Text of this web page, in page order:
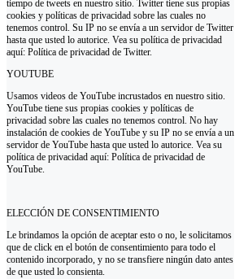
tiempo de tweets en nuestro sitio. Twitter tiene sus propias
cookies y políticas de privacidad sobre las cuales no
tenemos control. Su IP no se envía a un servidor de Twitter
hasta que usted lo autorice. Vea su política de privacidad
aquí: Política de privacidad de Twitter.
YOUTUBE
Usamos videos de YouTube incrustados en nuestro sitio.
YouTube tiene sus propias cookies y políticas de
privacidad sobre las cuales no tenemos control. No hay
instalación de cookies de YouTube y su IP no se envía a un
servidor de YouTube hasta que usted lo autorice. Vea su
política de privacidad aquí: Política de privacidad de
YouTube.
ELECCIÓN DE CONSENTIMIENTO
Le brindamos la opción de aceptar esto o no, le solicitamos
que de click en el botón de consentimiento para todo el
contenido incorporado, y no se transfiere ningún dato antes
de que usted lo consienta.